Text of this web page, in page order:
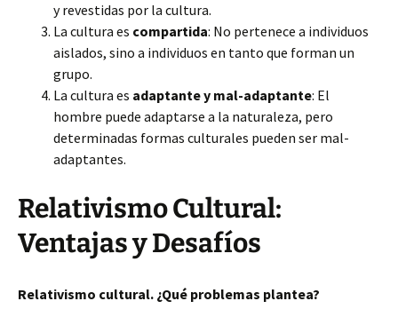
y revestidas por la cultura.
La cultura es compartida: No pertenece a individuos
aislados, sino a individuos en tanto que forman un
grupo.
La cultura es adaptante y mal-adaptante: El
hombre puede adaptarse a la naturaleza, pero
determinadas formas culturales pueden ser mal-
adaptantes.
Relativismo Cultural:
Ventajas y Desafíos
Relativismo cultural. ¿Qué problemas plantea?